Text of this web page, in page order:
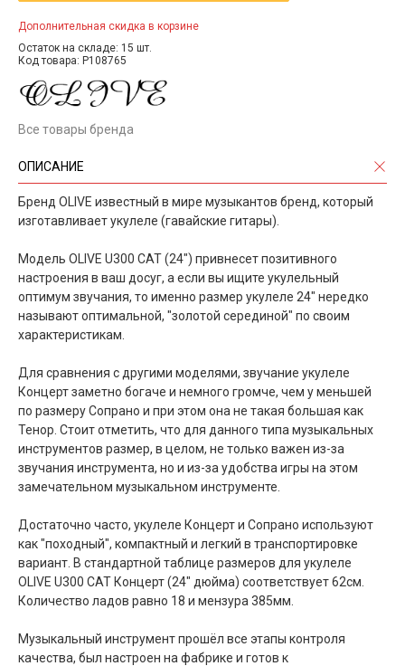
Дополнительная скидка в корзине
Остаток на складе: 15 шт.
Код товара: P108765
Все товары бренда
ОПИСАНИЕ
Бренд OLIVE известный в мире музыкантов бренд, который
изготавливает укулеле (гавайские гитары).
Модель OLIVE U300 CAT (24") привнесет позитивного
настроения в ваш досуг, а если вы ищите укулельный
оптимум звучания, то именно размер укулеле 24" нередко
называют оптимальной, "золотой серединой" по своим
характеристикам.
Для сравнения с другими моделями, звучание укулеле
Концерт заметно богаче и немного громче, чем у меньшей
по размеру Сопрано и при этом она не такая большая как
Тенор. Стоит отметить, что для данного типа музыкальных
инструментов размер, в целом, не только важен из-за
звучания инструмента, но и из-за удобства игры на этом
замечательном музыкальном инструменте.
Достаточно часто, укулеле Концерт и Сопрано используют
как "походный", компактный и легкий в транспортировке
вариант. В стандартной таблице размеров для укулеле
OLIVE U300 CAT Концерт (24" дюйма) соответствует 62см.
Количество ладов равно 18 и мензура 385мм.
Музыкальный инструмент прошёл все этапы контроля
качества, был настроен на фабрике и готов к